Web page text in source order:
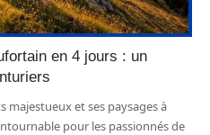
en 4 jours : un
majestueux et ses paysages à
pour les passionnés de